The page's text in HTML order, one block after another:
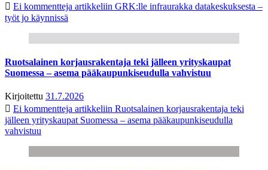
Ei kommentteja artikkeliin GRK:lle infraurakka datakeskuksesta –
työt jo käynnissä
Ruotsalainen korjausrakentaja teki jälleen yrityskaupat
Suomessa – asema pääkaupunkiseudulla vahvistuu
Kirjoitettu 31.7.2026
Ei kommentteja artikkeliin Ruotsalainen korjausrakentaja teki
jälleen yrityskaupat Suomessa – asema pääkaupunkiseudulla
vahvistuu